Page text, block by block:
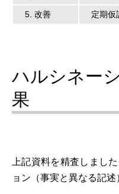
5. 改善 定期仮
ハルシネー
果
上記資料を精査しまし
ョン（事実と異なる記述